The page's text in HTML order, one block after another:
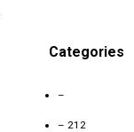
Categories
–
– 212